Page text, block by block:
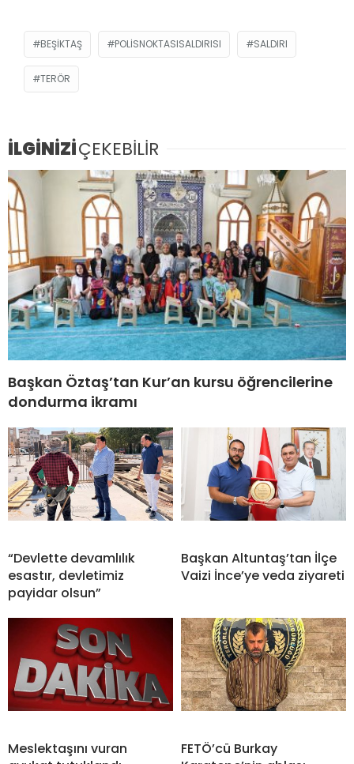
BEŞIKTAŞ POLISNOKTASISALDIRISI SALDIRI
TERÖR
İLGİNİZİÇEKEBİLİR
Başkan Öztaş’tan Kur’an kursu öğrencilerine
dondurma ikramı
“Devlette devamlılık
esastır, devletimiz
payidar olsun”
Başkan Altuntaş’tan İlçe
Vaizi İnce’ye veda ziyareti
Meslektaşını vuran
FETÖ’cü Burkay